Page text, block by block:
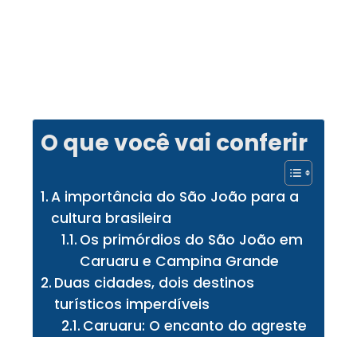
O que você vai conferir
A importância do São João para a
cultura brasileira
Os primórdios do São João em
Caruaru e Campina Grande
Duas cidades, dois destinos
turísticos imperdíveis
Caruaru: O encanto do agreste